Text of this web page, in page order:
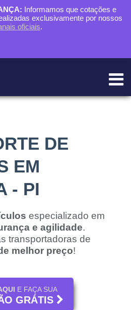
Informamos que cotações e
exclusivamente por nossos
oficiais.
DE
EM
- PI
especializado em
e agilidade.
transportadoras de
melhor preço!
E FAÇA SUA
GRÁTIS